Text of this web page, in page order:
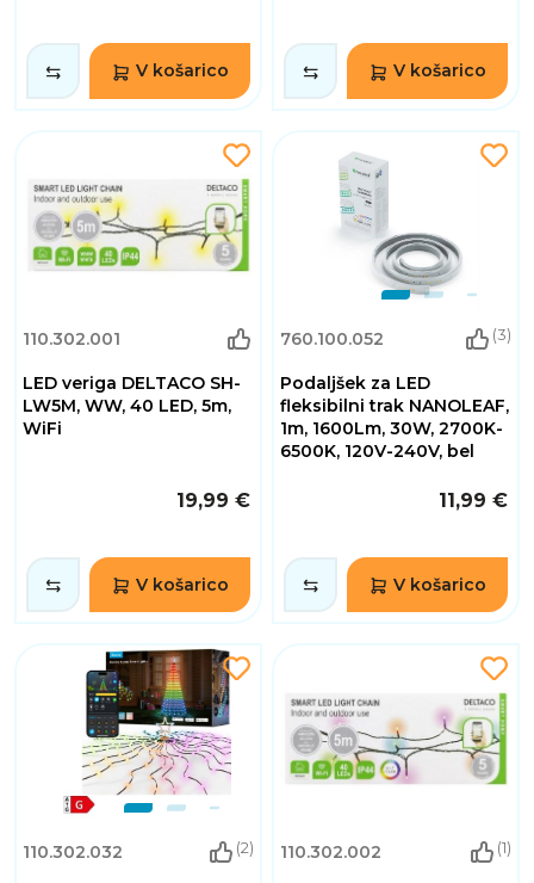
V košarico V košarico
110.302.001
LED veriga DELTACO SH-
LW5M, WW, 40 LED, 5m,
WiFi
19,99 €
V košarico
760.100.052 (3)
Podaljšek za LED
fleksibilni trak NANOLEAF,
1m, 1600Lm, 30W, 2700K-
6500K, 120V-240V, bel
11,99 €
V košarico
110.302.032 (2) 110.302.002 (1)